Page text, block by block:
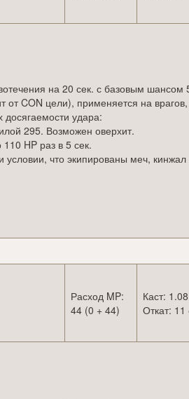
на 20 сек. с базовым шансом
от CON цели), применяется на врагов,
досягаемости удара:
295. Возможен оверхит.
HP раз в 5 сек.
условии, что экипированы меч,
Расход MP:
44 (0 + 44)
Каст:
Откат: 11